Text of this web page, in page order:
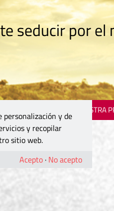
seducir por el
MOSTRA
personalización y de
y recopilar
sitio web.
Acepto · No acepto